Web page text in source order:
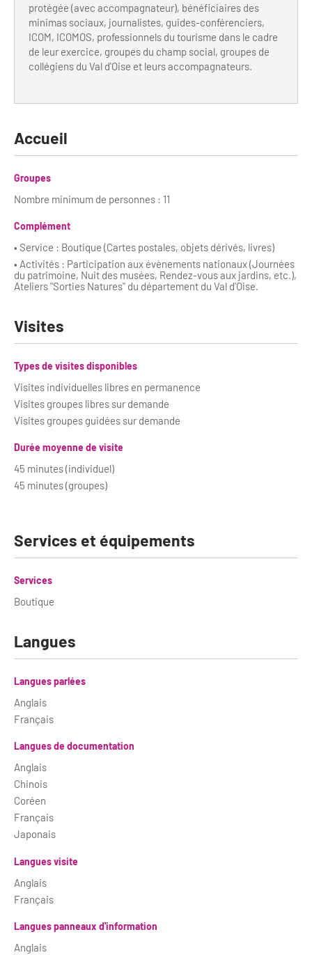
Comment se rendre accessible?
Annuaire accessibilité
Le Label Villes et Villages Fleuris
L'organisation du label
S'investir dans le label
L'organisation des visites
Remise des Prix
Newsletter BtoB
Inscription à la newsletter
protégée (avec accompagnateur), bénéficiaires des
minimas sociaux, journalistes, guides-conférenciers,
ICOM, ICOMOS, professionnels du tourisme dans le cadre
de leur exercice, groupes du champ social, groupes de
collégiens du Val d'Oise et leurs accompagnateurs.
Accueil
Groupes
Nombre minimum de personnes : 11
Complément
• Service : Boutique (Cartes postales, objets dérivés, livres)
• Activités : Participation aux évènements nationaux (Journées
du patrimoine, Nuit des musées, Rendez-vous aux jardins, etc.),
Ateliers "Sorties Natures" du département du Val d'Oise.
Visites
Types de visites disponibles
Visites individuelles libres en permanence
Visites groupes libres sur demande
Visites groupes guidées sur demande
Durée moyenne de visite
45 minutes (individuel)
45 minutes (groupes)
Services et équipements
Services
Boutique
Langues
Langues parlées
Anglais
Français
Langues de documentation
Anglais
Chinois
Coréen
Français
Japonais
Langues visite
Anglais
Français
Langues panneaux d'information
Anglais